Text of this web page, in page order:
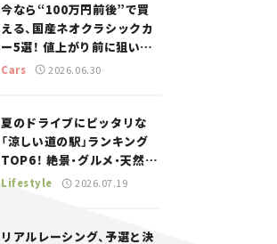
今なら“100万円前後”で買
える、国産ネオクラシックカ
ー5選！ 値上がり前に狙いた
い、中古車探しをお手伝い――ち
Cars 2026.06.30
夏のドライブにピッタリな
「涼しい道の駅」ランキング
TOP6！ 絶景・グルメ・天然ク
ーラーなど、避暑におすすめ
Lifestyle 2026.07.19
リアルレーシング、予選と決